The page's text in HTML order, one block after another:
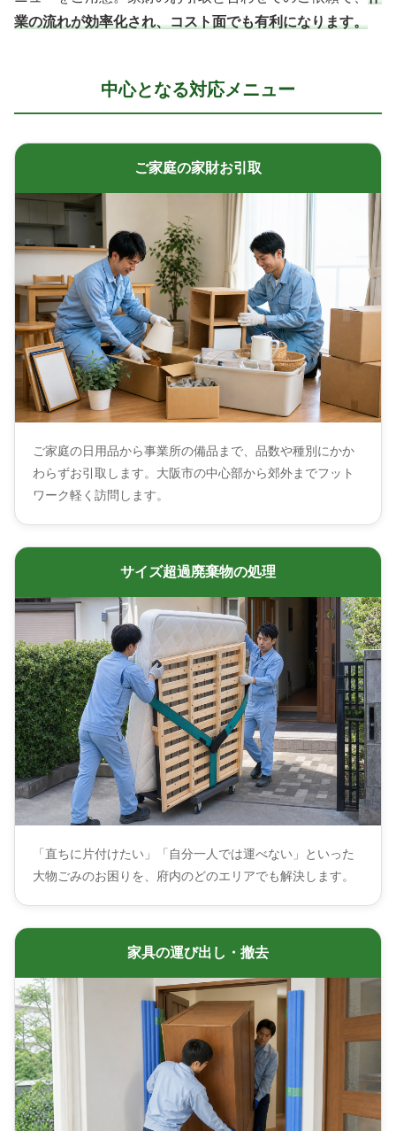
業の流れが効率化され、コスト面でも有利になります。
中心となる対応メニュー
ご家庭の家財お引取
ご家庭の日用品から事業所の備品まで、品数や種別にかか
わらずお引取します。大阪市の中心部から郊外までフット
ワーク軽く訪問します。
サイズ超過廃棄物の処理
「直ちに片付けたい」「自分一人では運べない」といった
大物ごみのお困りを、府内のどのエリアでも解決します。
家具の運び出し・撤去